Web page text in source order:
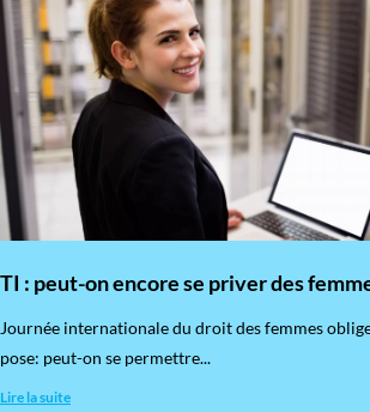
TI : peut-on encore se priver des
​Journée internationale du droit des femmes
pose: peut-on se permettre...
Lire la suite